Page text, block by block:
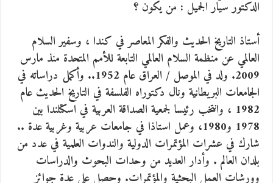
الدكتور سيّار الجميل : من يكون ؟
أستاذ التاريخ الحديث والفكر المعاصر في كندا ، وسفير السلام
العالمي عن منظمة السلام العالمي التابعة للأمم المتحدة منذ مارس
2009. ولد في الموصل / العراق عام 1952.. وأكمل دراساته في
الجامعات البريطانية ونال دكتوراه الفلسفة في التاريخ الحديث عام
1982 ، وانتخب رئيسا لجمعية الصداقة العربية في اسكتلندا بين
1978 و1980، وعمل استاذا في جامعات عربية وغربية عدة .
.
شارك في عشرات المؤتمرات الدولية والندوات العلمية في عدد من
بلدان العالم . وأدار العديد من وحدات البحوث والدراسات
وورشات العمل البحثية والمؤتمرات. وحصل على عدة جوائز